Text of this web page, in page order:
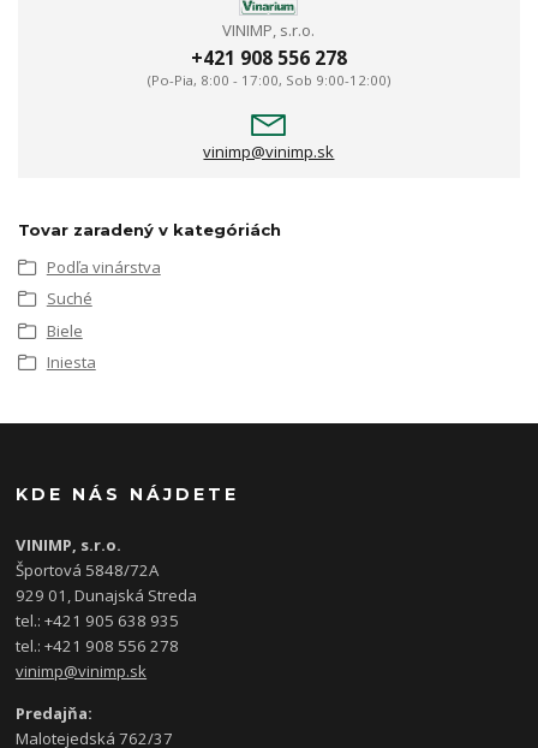
VINIMP, s.r.o.
+421 908 556 278
(Po-Pia, 8:00 - 17:00, Sob 9:00-12:00)
vinimp@vinimp.sk
Tovar zaradený v kategóriách
Podľa vinárstva
Suché
Biele
Iniesta
KDE NÁS NÁJDETE
VINIMP, s.r.o.
Športová 5848/72A
929 01, Dunajská Streda
tel.: +421 905 638 935
tel.: +421 908 556 278
vinimp@vinimp.sk
Predajňa:
Malotejedská 762/37